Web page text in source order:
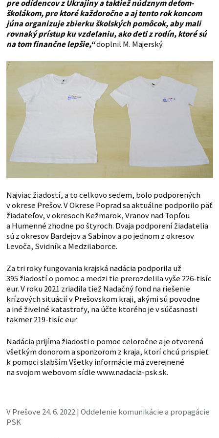
pre odídencov z Ukrajiny a taktiež núdznym deťom-
školákom, pre ktoré každoročne a aj tento rok koncom
júna organizuje zbierku školských pomôcok, aby mali
rovnaký prístup ku vzdelaniu, ako deti z rodín, ktoré sú
na tom finančne lepšie,“doplnil M. Majerský.
Najviac žiadostí, a to celkovo sedem, bolo podporených
v okrese Prešov. V Okrese Poprad sa aktuálne podporilo päť
žiadateľov, v okresoch Kežmarok, Vranov nad Topľou
a Humenné zhodne po štyroch. Dvaja podporení žiadatelia
sú z okresov Bardejov a Sabinov a po jednom z okresov
Levoča, Svidník a Medzilaborce.
Za tri roky fungovania krajská nadácia podporila už
395 žiadostí o pomoc a medzi tie prerozdelila vyše 226-tisíc
eur. V roku 2021 zriadila tiež Nadačný fond na riešenie
krízových situácií v Prešovskom kraji, akými sú povodne
a iné živelné katastrofy, na účte ktorého je v súčasnosti
takmer 219-tisíc eur.
Nadácia prijíma žiadosti o pomoc celoročne a je otvorená
všetkým donorom a sponzorom z kraja, ktorí chcú prispieť
k pomoci slabším Všetky informácie má zverejnené
na svojom webovom sídle www.nadacia-psk.sk.
V Prešove 24. 6. 2022 | Oddelenie komunikácie a propagácie
PSK